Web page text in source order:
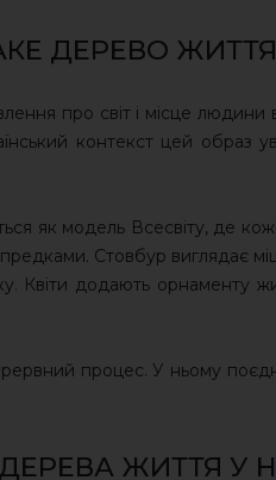
ДЕРЕВО
про світ і місце людини
контекст цей образ
як модель Всесвіту, де
Стовбур виглядає
Квіти додають орнаменту
процес. У ньому
ЖИТТЯ У